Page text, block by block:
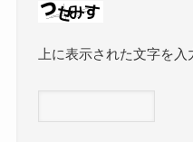
上に表示された文字を入